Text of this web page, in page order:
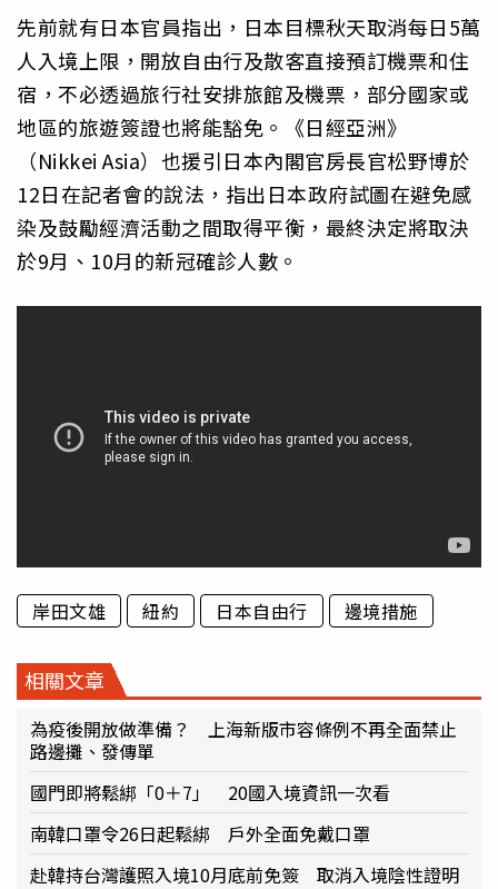
先前就有日本官員指出，日本目標秋天取消每日5萬
人入境上限，開放自由行及散客直接預訂機票和住
宿，不必透過旅行社安排旅館及機票，部分國家或
地區的旅遊簽證也將能豁免。《日經亞洲》
（Nikkei Asia）也援引日本內閣官房長官松野博於
12日在記者會的說法，指出日本政府試圖在避免感
染及鼓勵經濟活動之間取得平衡，最終決定將取決
於9月、10月的新冠確診人數。
岸田文雄 紐約 日本自由行 邊境措施
相關文章
為疫後開放做準備？ 上海新版市容條例不再全面禁止
路邊攤、發傳單
國門即將鬆綁「0＋7」 20國入境資訊一次看
南韓口罩令26日起鬆綁 戶外全面免戴口罩
赴韓持台灣護照入境10月底前免簽 取消入境陰性證明